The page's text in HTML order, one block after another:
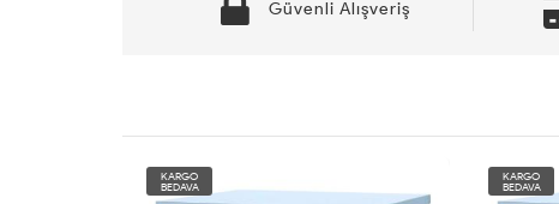
Güvenli Alışveriş
KARGO
BEDAVA
KARGO
BEDAVA